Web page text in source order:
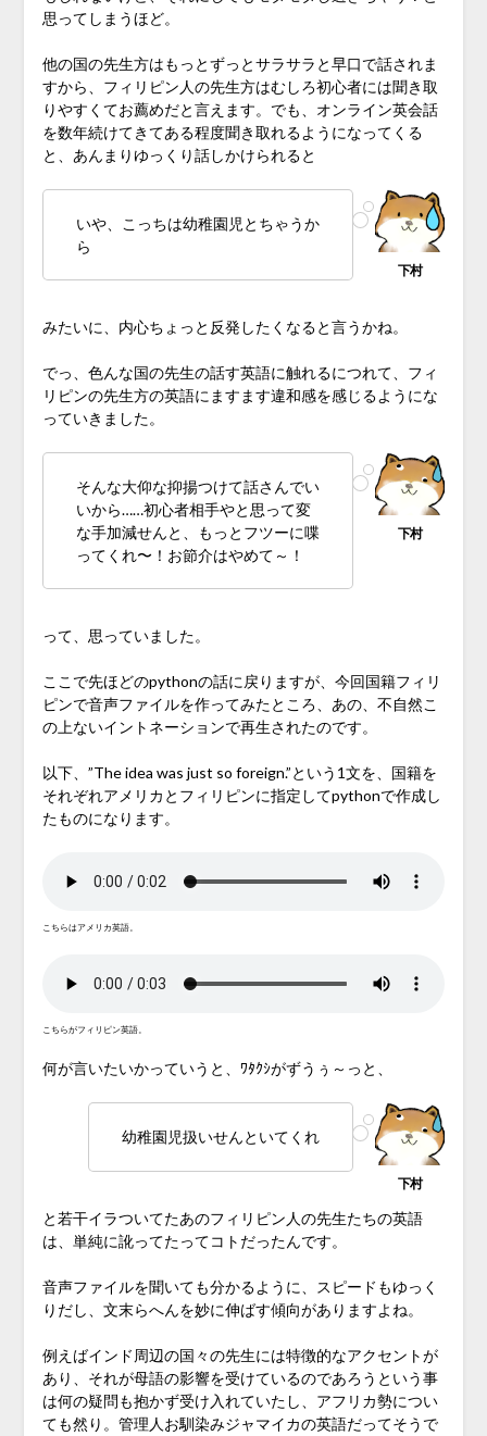
思ってしまうほど。
他の国の先生方はもっとずっとサラサラと早口で話されま
すから、フィリピン人の先生方はむしろ初心者には聞き取
りやすくてお薦めだと言えます。でも、オンライン英会話
を数年続けてきてある程度聞き取れるようになってくる
と、あんまりゆっくり話しかけられると
いや、こっちは幼稚園児とちゃうか
ら
みたいに、内心ちょっと反発したくなると言うかね。
でっ、色んな国の先生の話す英語に触れるにつれて、フィ
リピンの先生方の英語にますます違和感を感じるようにな
っていきました。
そんな大仰な抑揚つけて話さんでい
いから……初心者相手やと思って変
な手加減せんと、もっとフツーに喋
ってくれ〜！お節介はやめて～！
って、思っていました。
ここで先ほどのpythonの話に戻りますが、今回国籍フィリ
ピンで音声ファイルを作ってみたところ、あの、不自然こ
の上ないイントネーションで再生されたのです。
以下、”The idea was just so foreign.”という1文を、国籍を
それぞれアメリカとフィリピンに指定してpythonで作成し
たものになります。
こちらはアメリカ英語。
こちらがフィリピン英語。
何が言いたいかっていうと、ﾜﾀｸｼがずうぅ～っと、
幼稚園児扱いせんといてくれ
と若干イラついてたあのフィリピン人の先生たちの英語
は、単純に訛ってたってコトだったんです。
音声ファイルを聞いても分かるように、スピードもゆっく
りだし、文末らへんを妙に伸ばす傾向がありますよね。
例えばインド周辺の国々の先生には特徴的なアクセントが
あり、それが母語の影響を受けているのであろうという事
は何の疑問も抱かず受け入れていたし、アフリカ勢につい
ても然り。管理人お馴染みジャマイカの英語だってそうで